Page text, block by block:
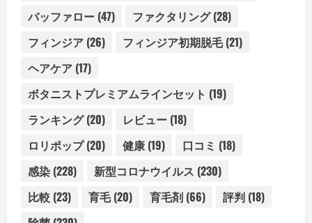
バッファロー (47) ファクタリング(28)
フィンジア (26) フィンジア初期脱毛(21)
ヘアケア (17)
ボタニストプレミアムラインセット (19)
ランキング(20) レビュー (18)
ロリポップ(20) 健康 (19) 口コミ (18)
感染 (228) 新型コロナウイルス (230)
比較 (23) 育毛(20) 育毛剤 (66) 評判 (18)